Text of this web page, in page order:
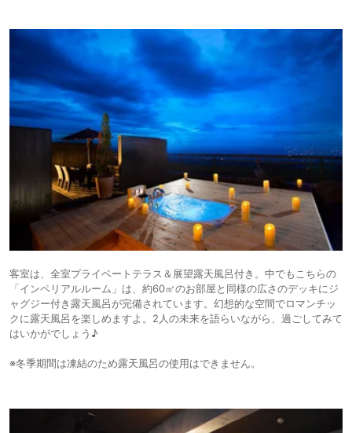
客室は、全室プライベートテラス＆展望露天風呂付き。中でもこちらの
「インペリアルルーム」は、約60㎡のお部屋と同様の広さのデッキにジ
ャグジー付き露天風呂が完備されています。幻想的な空間でロマンチッ
クに露天風呂を楽しめますよ。2人の未来を語らいながら、過ごしてみて
はいかがでしょう♪
※冬季期間は凍結のため露天風呂の使用はできません。